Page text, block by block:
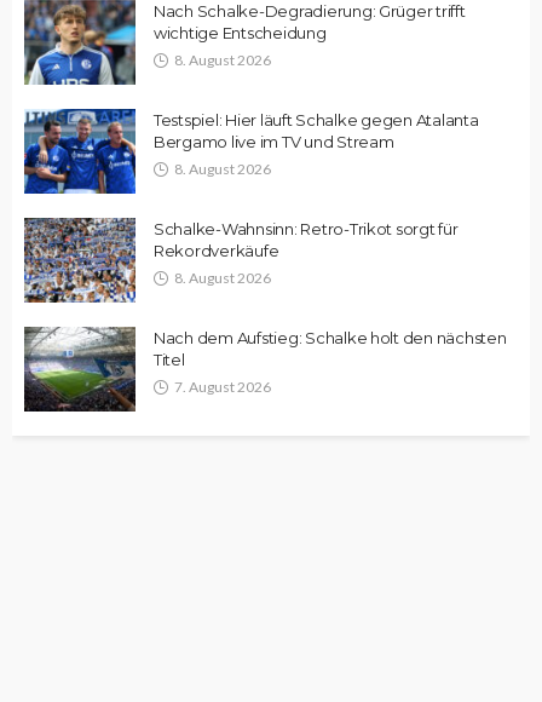
Nach Schalke-Degradierung: Grüger trifft
wichtige Entscheidung
8. August 2026
Testspiel: Hier läuft Schalke gegen Atalanta
Bergamo live im TV und Stream
8. August 2026
Schalke-Wahnsinn: Retro-Trikot sorgt für
Rekordverkäufe
8. August 2026
Nach dem Aufstieg: Schalke holt den nächsten
Titel
7. August 2026